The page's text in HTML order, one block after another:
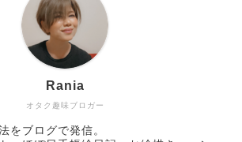
オタク趣味ブロガー
Rania
をブログで発信。